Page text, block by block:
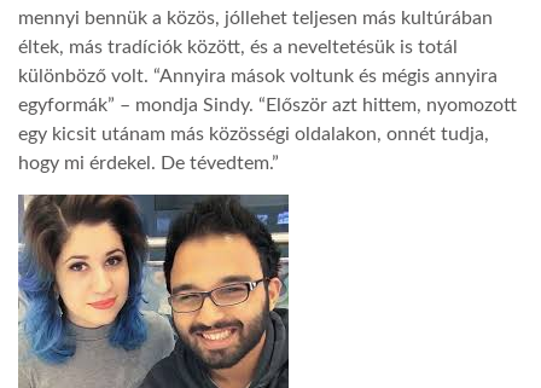
mennyi bennük a közös, jóllehet teljesen más kultúrában
éltek, más tradíciók között, és a neveltetésük is totál
különböző volt. “Annyira mások voltunk és mégis annyira
egyformák” – mondja Sindy. “Először azt hittem, nyomozott
egy kicsit utánam más közösségi oldalakon, onnét tudja,
hogy mi érdekel. De tévedtem.”